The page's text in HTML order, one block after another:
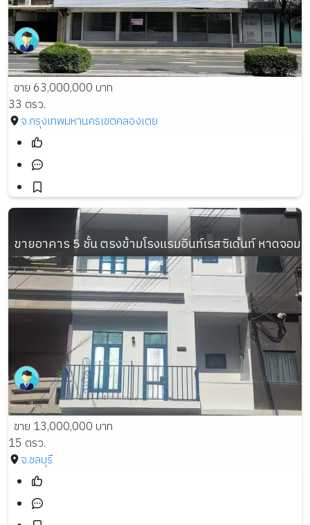
ขาย 63,000,000 บาท
33 ตรว.
จ.กรุงเทพมหานครเขตคลองเตย
ขายอาคาร 5 ชั้น ตรงข้ามโรงแรมอินท์เรสซิเด้นท์ หาดจอม
ขาย 13,000,000 บาท
15 ตรว.
จ.ชลบุรี